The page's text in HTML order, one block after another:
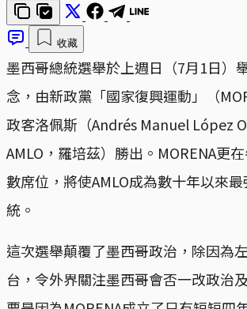
收藏
墨西哥總統選舉於上週日（7月1日）
念，由新政黨「國家復興運動」（
政客洛佩斯（Andrés Manuel López
AMLO，羅培茲）勝出。MORENA更
數席位，將使AMLO成為數十年以來
統。
這次選舉顛覆了墨西哥政治，除因為
台，令外界關注墨西哥會否一改政治